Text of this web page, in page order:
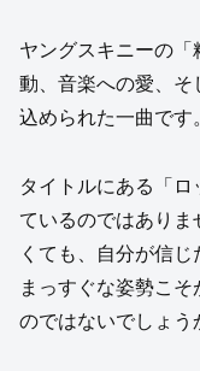
ヤングスキニーの
動、音楽への愛、そ
込められた一曲です
タイトルにある「
ているのではありま
くても、自分が信
まっすぐな姿勢こそ
のではないでしょう